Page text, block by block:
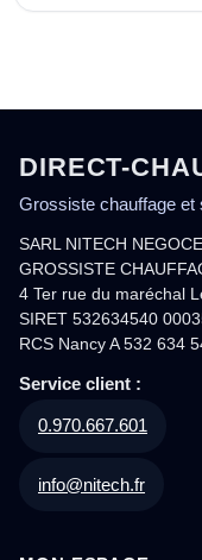
DIRECT-
Grossiste chauffage et
SARL NITECH
GROSSISTE
4 Ter rue du maréchal
SIRET 532634540
RCS Nancy A 532 634
Service client :
0.970.667.601
info@nitech.fr